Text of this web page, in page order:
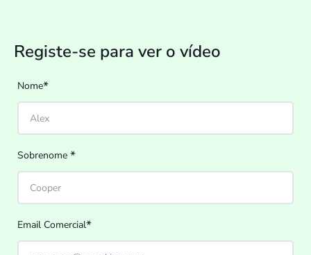
Registe-se para ver o vídeo
Nome*
Sobrenome *
Email Comercial*